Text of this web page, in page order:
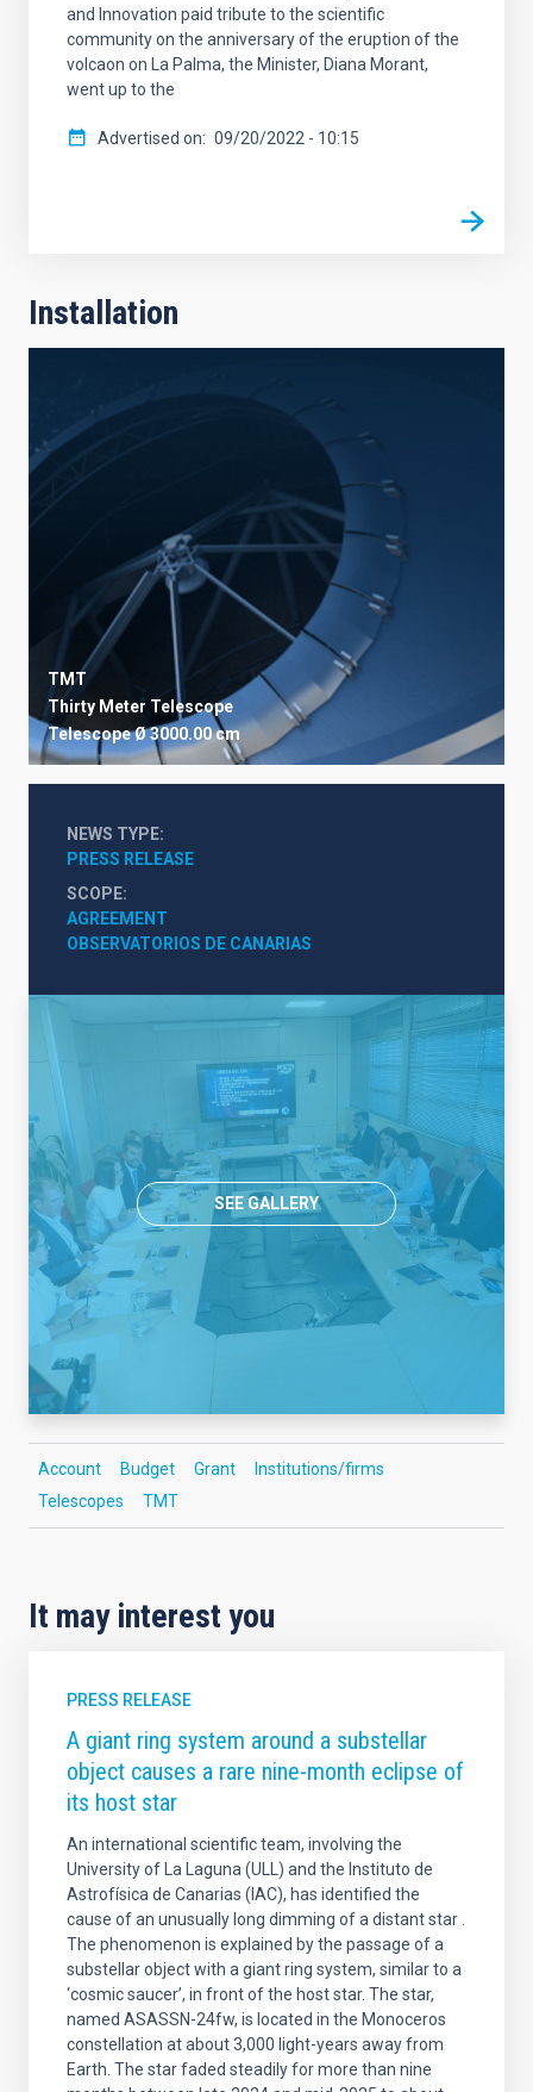
and Innovation paid tribute to the scientific
community on the anniversary of the eruption of the
volcaon on La Palma, the Minister, Diana Morant,
went up to the
Advertised on 09/20/2022 - 10:15
Installation
TMT
Thirty Meter Telescope
TelescopeØ 3000.00 cm
NEWS TYPE
PRESS RELEASE
SCOPE
AGREEMENT
OBSERVATORIOS DE CANARIAS
SEE GALLERY
Account Budget Grant
Institutions/firms
Telescopes
TMT
It may interest you
PRESS RELEASE
A giant ring system around a substellar
object causes a rare nine-month eclipse of
its host star
An international scientific team, involving the
University of La Laguna (ULL) and the Instituto de
Astrofísica de Canarias (IAC), has identified the
cause of an unusually long dimming of a distant star .
The phenomenon is explained by the passage of a
substellar object with a giant ring system, similar to a
‘cosmic saucer’, in front of the host star. The star,
named ASASSN-24fw, is located in the Monoceros
constellation at about 3,000 light-years away from
Earth. The star faded steadily for more than nine